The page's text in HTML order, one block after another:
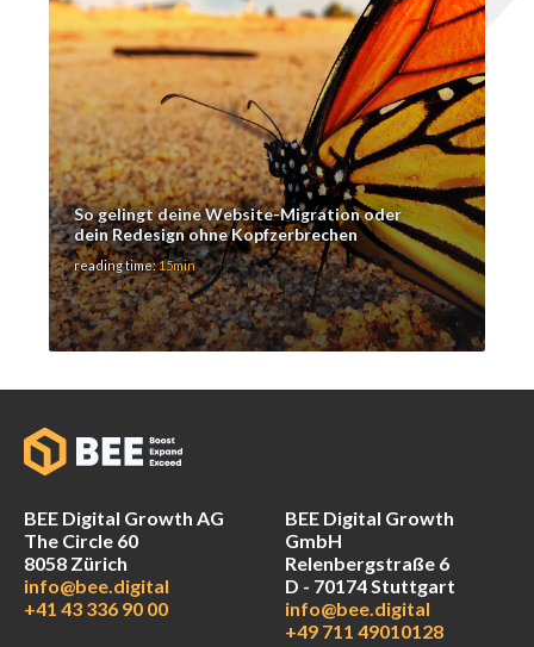
So gelingt deine Website-Migration oder
dein Redesign ohne Kopfzerbrechen
reading time:15min
BEE Digital Growth AG
The Circle 60
8058 Zürich
info@bee.digital
+41 43 336 90 00
BEE Digital Growth
GmbH
Relenbergstraße 6
D - 70174 Stuttgart
info@bee.digital
+49 711 49010128